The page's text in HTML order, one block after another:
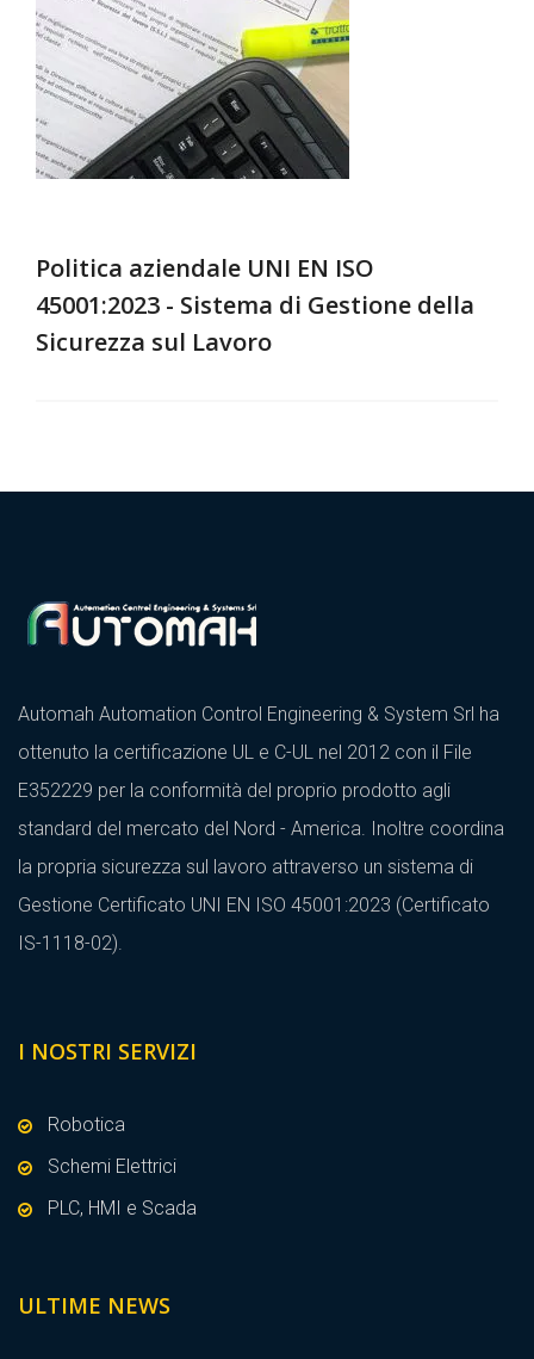
Politica aziendale UNI EN ISO
45001:2023 - Sistema di Gestione della
Sicurezza sul Lavoro
Automah Automation Control Engineering & System Srl ha
ottenuto la certificazione UL e C-UL nel 2012 con il File
E352229 per la conformità del proprio prodotto agli
standard del mercato del Nord - America. Inoltre coordina
la propria sicurezza sul lavoro attraverso un sistema di
Gestione Certificato UNI EN ISO 45001:2023 (Certificato
IS-1118-02).
I NOSTRI SERVIZI
Robotica
Schemi Elettrici
PLC, HMI e Scada
ULTIME NEWS